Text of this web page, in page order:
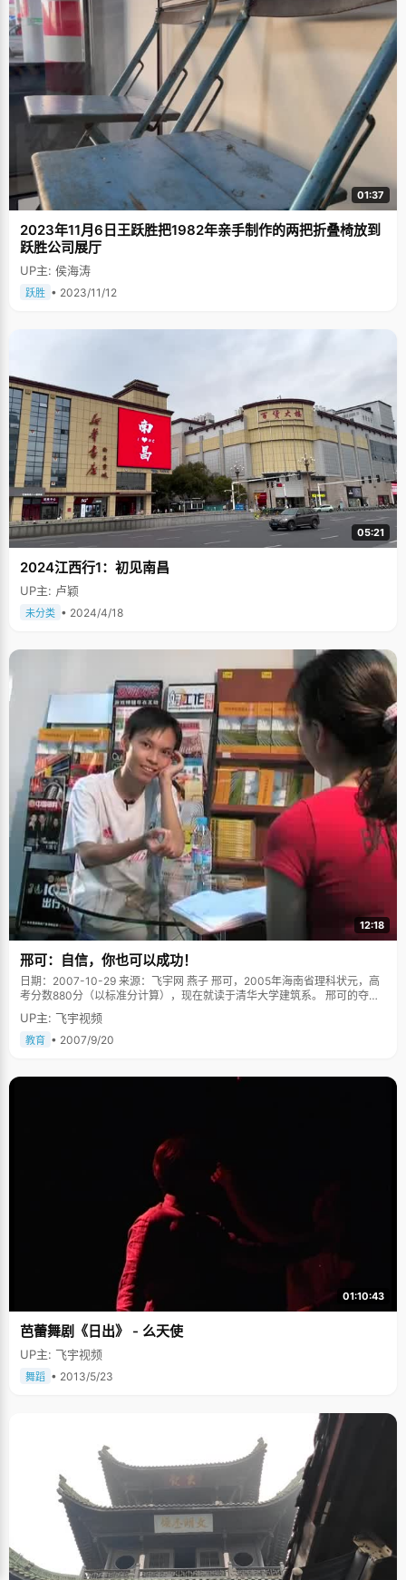
01:37
2023年11月6日王跃胜把1982年亲手制作的两把折叠椅放到
跃胜公司展厅
UP主: 侯海涛
跃胜 • 2023/11/12
05:21
2024江西行1：初见南昌
UP主: 卢颖
未分类 • 2024/4/18
12:18
邢可：自信，你也可以成功！
日期：2007-10-29 来源：飞宇网 燕子 邢可，2005年海南省理科状元，高
考分数880分（以标准分计算），现在就读于清华大学建筑系。 邢可的夺
魁，再一次证明，上帝垂青的指不定是哪一个人，可能是我，可能是你，也
可能是她。接到校长的报喜电话，邢可直觉里认为是拨错了号码，两年来，
他还是第一次超过了同班的女孩。看着爸爸妈妈激动得睡不着觉的样子，邢
还未毕业之前就被她现在所在单位录取，并且至今一直热衷学习。"在众人眼
随时掌握邢可的动态，并请他们特别的"照顾"邢可一些。邢可说自己挺怕父
母的，"不管成绩怎么好，他们都会很严厉的要求；不管怎样，他们似乎都不
满足，一直督促着我做得更好&hellip;&hellip;"当状元的消息传来的时候，邢
可第一次在爸妈脸上看到了满意和骄傲的神情。 有对手才有进步 邢可小时候
并没有显山露水的端倪，成绩平平，"小学时候50多名，中学时候10多名，
并不知道清华北大，偶尔一次考了第七，就想，只要再努力一点就有希望
了，后来又有一次突然考了个第三名，感觉就不一样了"，在一次次的进步
中，邢可树立起信心，"感觉自己是个北大清华的候选人。" 从高二开始，邢
可的成绩就一直很稳定，每次考试总考第二名，就差第一名的女孩几分或者
十几分。"她基础比我扎实，很多知识比我好，我考不过她，但是很服她，每
次考完都要跟她比，哪科比她差几分，"邢可说，"我们互相竞争，如果没有
她，我高中也不会这么努力了。"如今，女孩和邢可都考到了北大，邢可笑着
说："高考，她终于让了我一次。" 感谢物理老师 参加奥赛已经是现在学生们
走升学捷径的一种方式，高中的时候，邢可在犹豫选数学还是物理竞赛的时
邢可选择了物理竞赛。在物理老师的帮助下，邢可在省物理竞赛中以全省第
四名的成绩获得了全国竞赛的资格。当时，邢可放弃了所有学科，每天在家
可情绪低到谷底，"我把自己憋在宾馆里，好几天没出来，觉得整个世界都是
摇，"当时就想，上复旦也好，或者任选其他随便一所学校学校都行。"物理
老师及时的阻止了邢可的行为，认为这是一种自暴自弃的做法，并常常把邢
可叫到一边吃饭聊天。竞赛不成，还有高考呀，这也是一种证明自己的方
式。邢可非常感谢自己的物理老师，在关键时刻拉住了自己，没有他，也不
会有自己的高中。 支教生活让我震撼 比起高中的规律作息，大学生活异常的
忙碌，竞争也更激烈，尤其是理科生，每天有很多课要上，之后就一头扎进
实验室，画图做设计，常常通宵达旦。 去年暑假，邢可曾经去河北的一个小
山村学校支教。那是个很小很破的学校，几间破烂的校舍，纸糊的窗户纸挡
不住风雨的侵袭，歪斜陈旧的桌椅和一群打着补丁的孩子，设备缺乏，灯光
也不充足。"他们给了我们很多收获，更多的是震撼，每次想到还有这么一个
UP主: 飞宇视频
教育 • 2007/9/20
01:10:43
芭蕾舞剧《日出》 - 么天使
UP主: 飞宇视频
舞蹈 • 2013/5/23